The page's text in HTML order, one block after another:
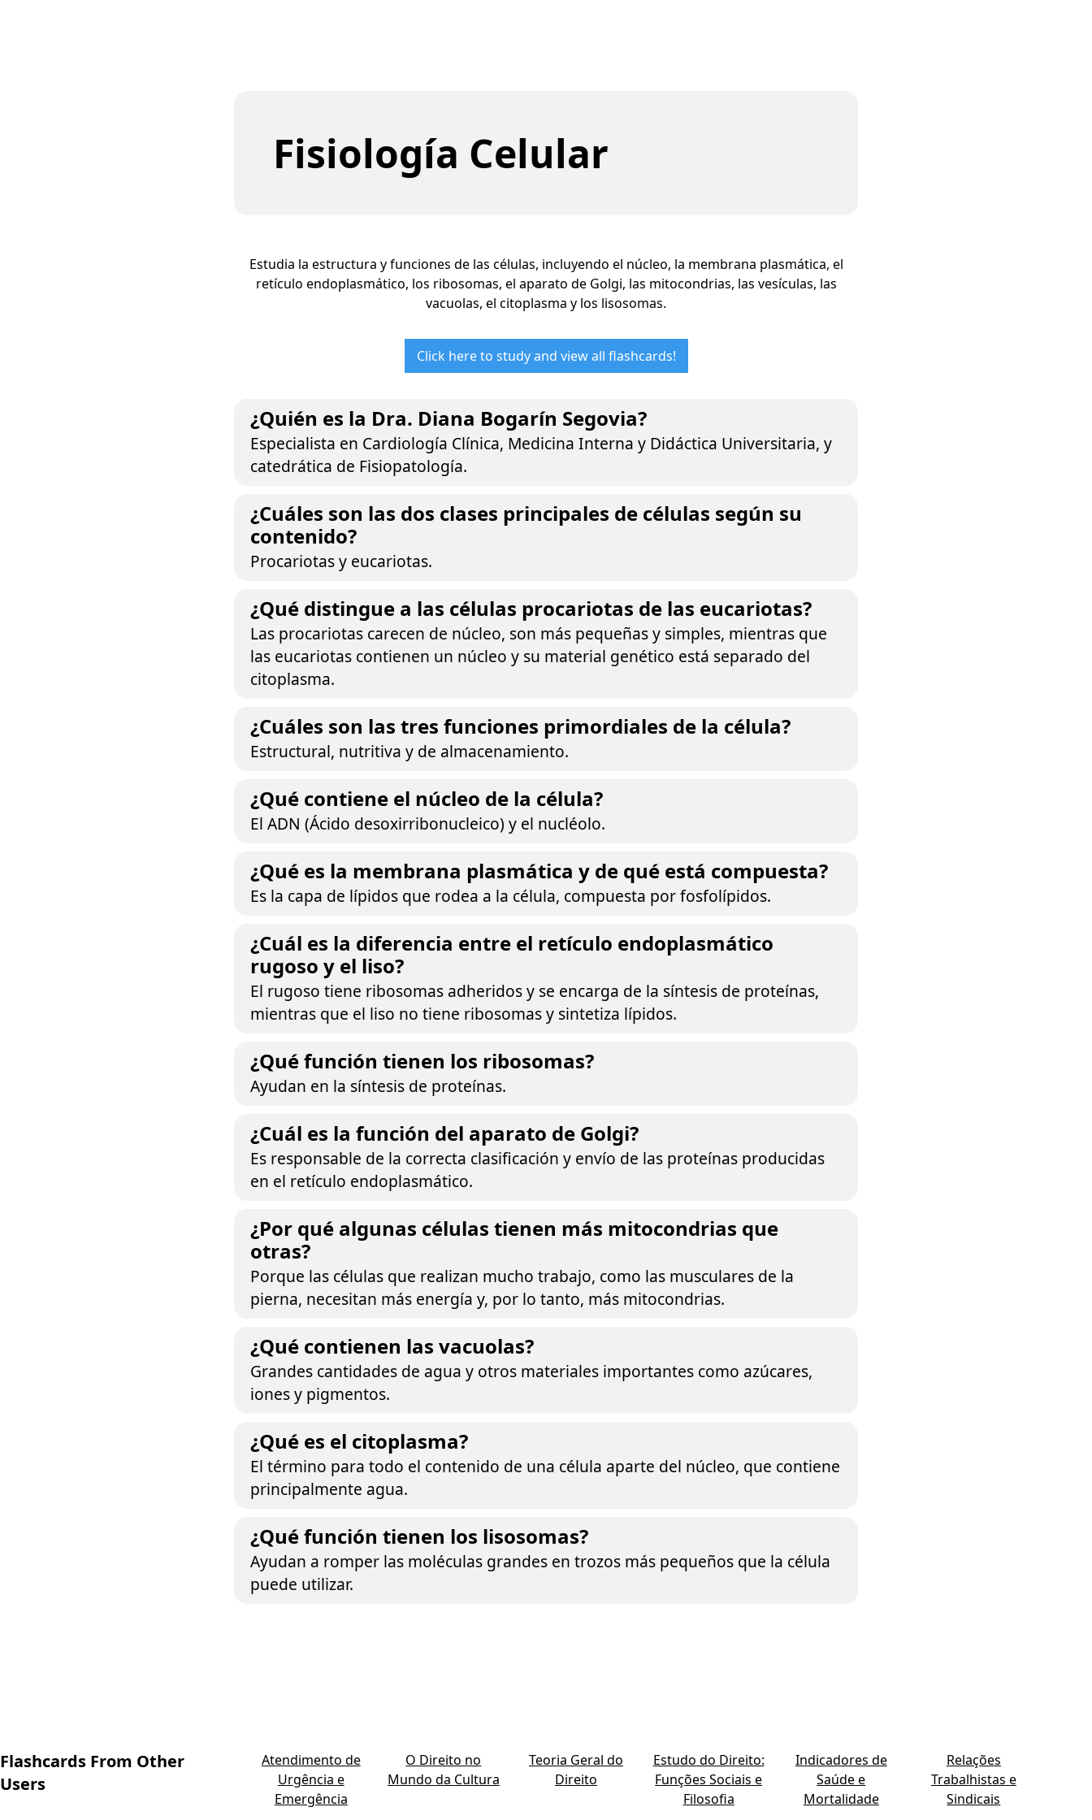
Fisiología Celular
Estudia la estructura y funciones de las células, incluyendo el núcleo, la membrana plasmática, el
retículo endoplasmático, los ribosomas, el aparato de Golgi, las mitocondrias, las vesículas, las
vacuolas, el citoplasma y los lisosomas.
Click here to study and view all flashcards!
¿Quién es la Dra. Diana Bogarín Segovia?
Especialista en Cardiología Clínica, Medicina Interna y Didáctica Universitaria, y
catedrática de Fisiopatología.
¿Cuáles son las dos clases principales de células según su
contenido?
Procariotas y eucariotas.
¿Qué distingue a las células procariotas de las eucariotas?
Las procariotas carecen de núcleo, son más pequeñas y simples, mientras que
las eucariotas contienen un núcleo y su material genético está separado del
citoplasma.
¿Cuáles son las tres funciones primordiales de la célula?
Estructural, nutritiva y de almacenamiento.
¿Qué contiene el núcleo de la célula?
El ADN (Ácido desoxirribonucleico) y el nucléolo.
¿Qué es la membrana plasmática y de qué está compuesta?
Es la capa de lípidos que rodea a la célula, compuesta por fosfolípidos.
¿Cuál es la diferencia entre el retículo endoplasmático
rugoso y el liso?
El rugoso tiene ribosomas adheridos y se encarga de la síntesis de proteínas,
mientras que el liso no tiene ribosomas y sintetiza lípidos.
¿Qué función tienen los ribosomas?
Ayudan en la síntesis de proteínas.
¿Cuál es la función del aparato de Golgi?
Es responsable de la correcta clasificación y envío de las proteínas producidas
en el retículo endoplasmático.
¿Por qué algunas células tienen más mitocondrias que
otras?
Porque las células que realizan mucho trabajo, como las musculares de la
pierna, necesitan más energía y, por lo tanto, más mitocondrias.
¿Qué contienen las vacuolas?
Grandes cantidades de agua y otros materiales importantes como azúcares,
iones y pigmentos.
¿Qué es el citoplasma?
El término para todo el contenido de una célula aparte del núcleo, que contiene
principalmente agua.
¿Qué función tienen los lisosomas?
Ayudan a romper las moléculas grandes en trozos más pequeños que la célula
puede utilizar.
Flashcards From Other
Users
Atendimento de
Urgência e
Emergência
O Direito no
Mundo da Cultura
Teoria Geral do
Direito
Estudo do Direito:
Funções Sociais e
Filosofia
Indicadores de
Saúde e
Mortalidade
Relações
Trabalhistas e
Sindicais